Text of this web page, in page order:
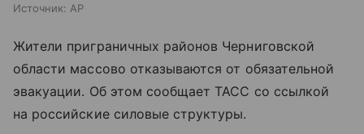
Источник: AP
Жители приграничных районов Черниговской
области массово отказываются от обязательной
эвакуации. Об этом сообщает ТАСС со ссылкой
на российские силовые структуры.